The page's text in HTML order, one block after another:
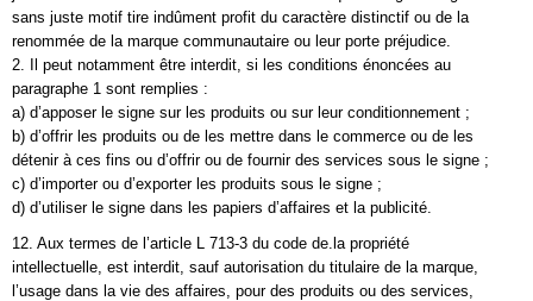
sans juste motif tire indûment profit du caractère distinctif ou de la
renommée de la marque communautaire ou leur porte préjudice.
2. Il peut notamment être interdit, si les conditions énoncées au
paragraphe 1 sont remplies :
a) d’apposer le signe sur les produits ou sur leur conditionnement ;
b) d’offrir les produits ou de les mettre dans le commerce ou de les
détenir à ces fins ou d’offrir ou de fournir des services sous le signe ;
c) d’importer ou d’exporter les produits sous le signe ;
d) d’utiliser le signe dans les papiers d’affaires et la publicité.
12. Aux termes de l’article L 713-3 du code de.la propriété
intellectuelle, est interdit, sauf autorisation du titulaire de la marque,
l’usage dans la vie des affaires, pour des produits ou des services,